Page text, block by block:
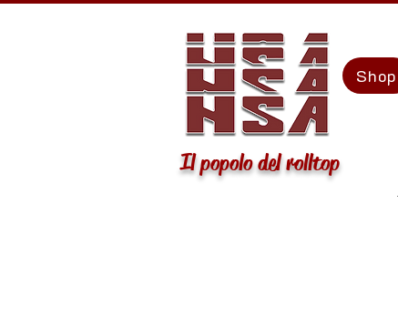
Shop
Il popolo del rolltop